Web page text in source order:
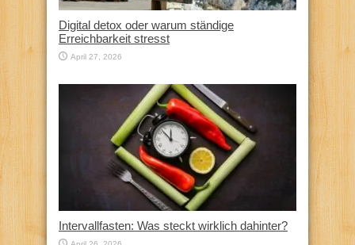
Digital detox oder warum ständige
Erreichbarkeit stresst
April 27, 2026
Intervallfasten: Was steckt wirklich dahinter?